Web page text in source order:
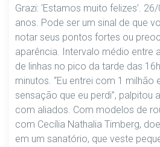
Grazi: ‘Estamos muito felizes’.
anos. Pode ser um sinal de que
notar seus pontos fortes ou
aparência. Intervalo médio entre
de linhas no pico da tarde das
minutos. “Eu entrei com 1 milhão
sensação que eu perdi”, palpitou
com aliados. Com modelos de
com Cecília Nathalia Timberg,
em um sanatório, que veste